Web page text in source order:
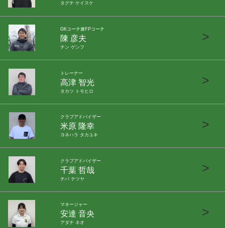
タグチ ケイスケ
GKコーチ兼FPコーチ
陳 彦夫
チン ゲンフ
>
トレーナー
高津 智光
タカツ トモヒロ
>
クラブアドバイザー
米原 隆幸
ヨネハラ タカユキ
>
クラブアドバイザー
千葉 哲哉
チバ テツヤ
>
マネージャー
安達 音央
アダチ ネオ
>